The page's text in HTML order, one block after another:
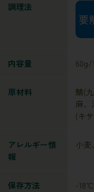
調理法
内容量 60g/
原材料
鯖(
麻
(キ
アレルギー情
報
小麦
保存方法 -